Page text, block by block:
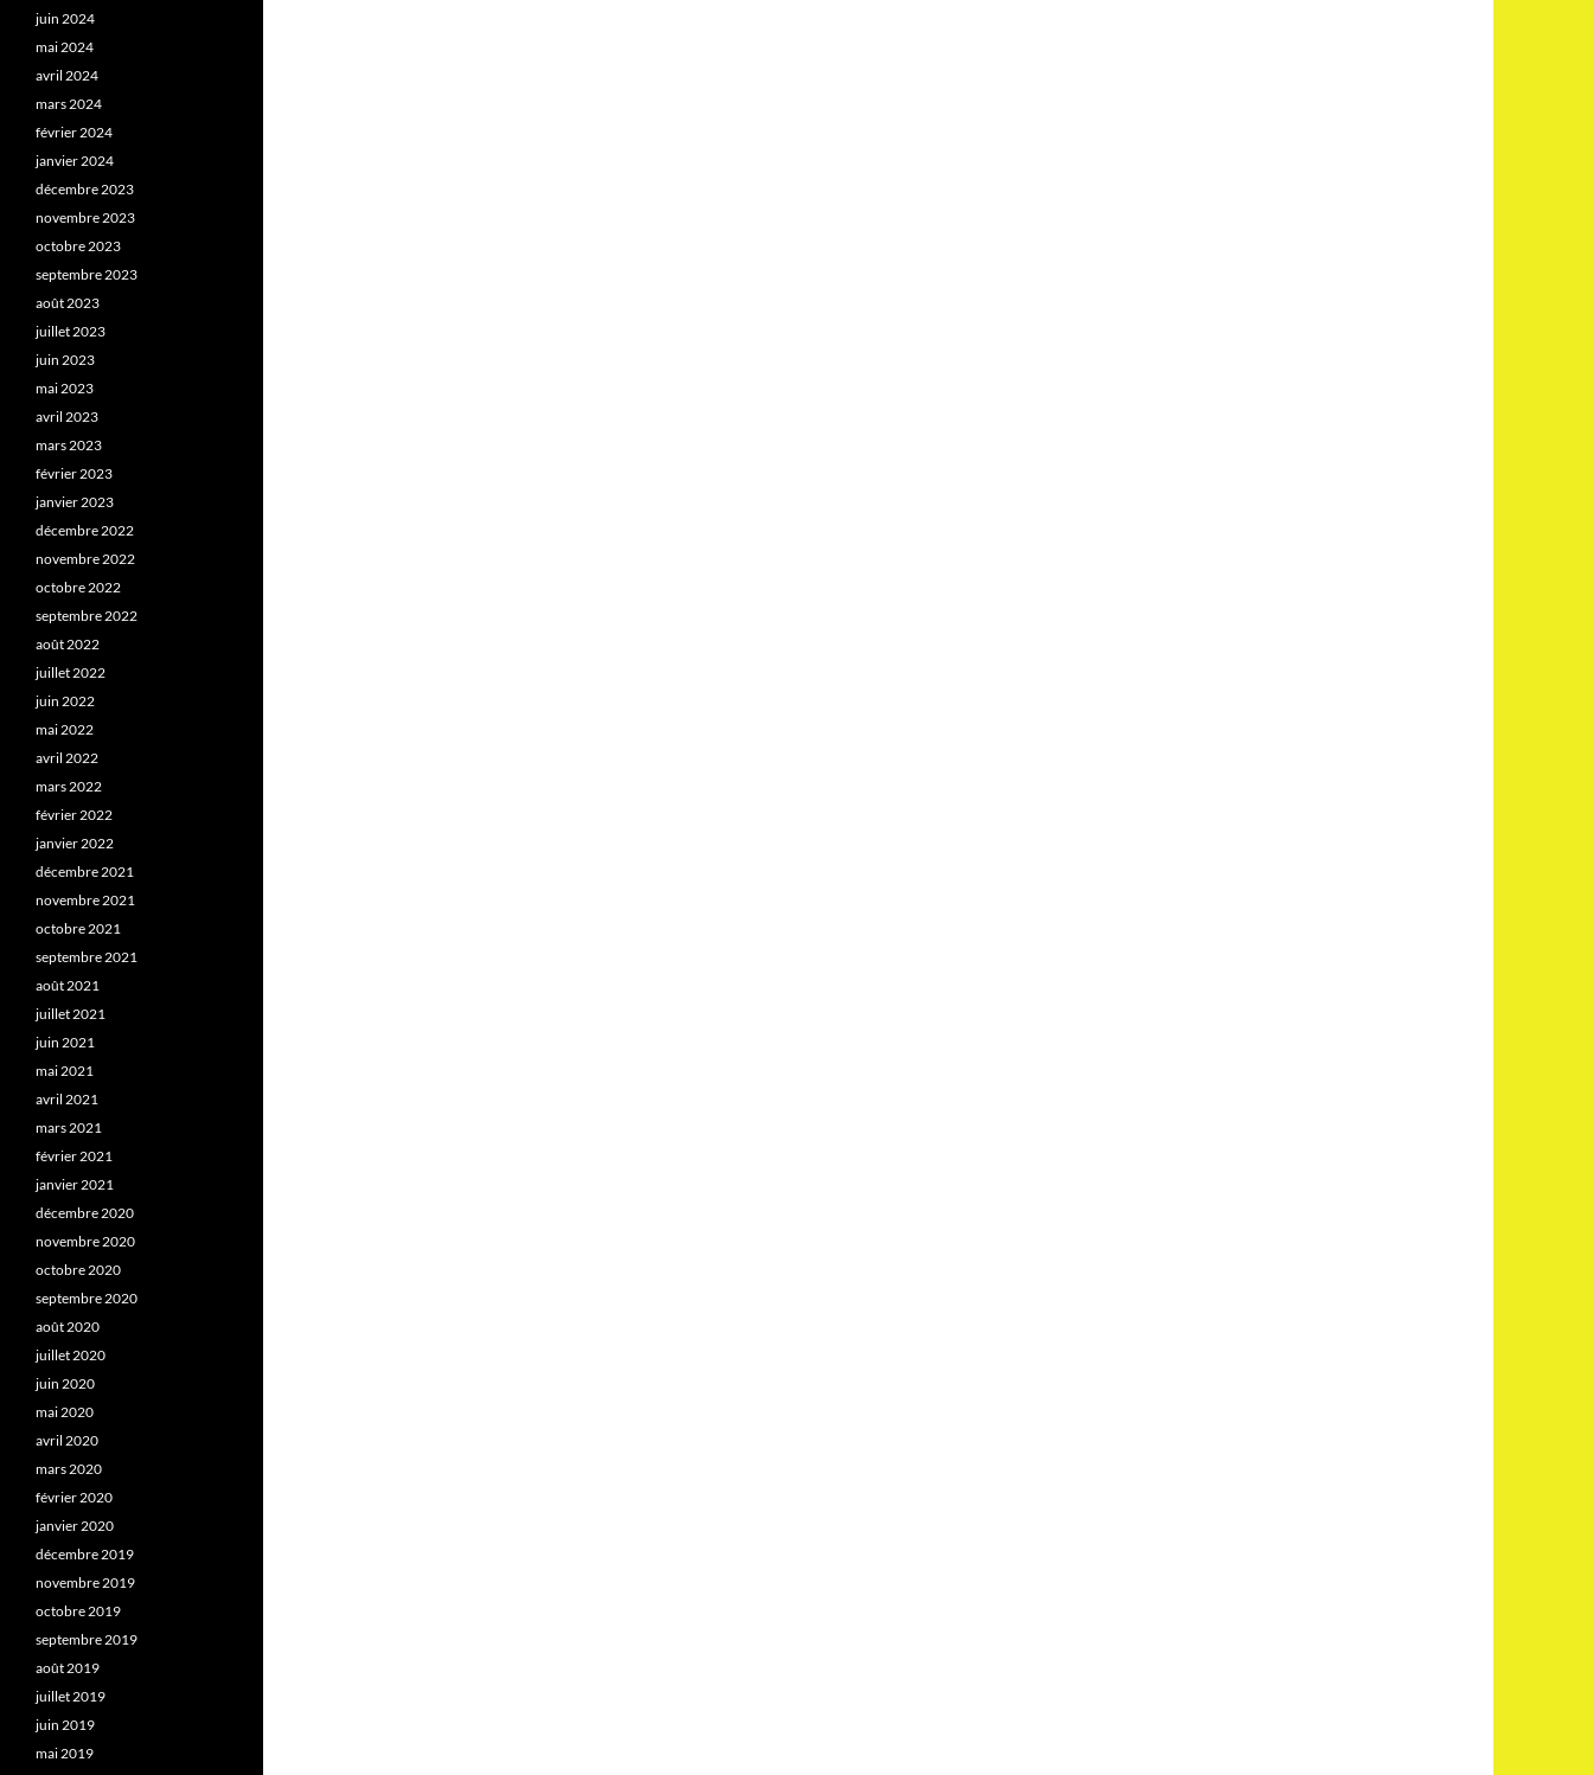
juin 2024
mai 2024
avril 2024
mars 2024
février 2024
janvier 2024
décembre 2023
novembre 2023
octobre 2023
septembre 2023
août 2023
juillet 2023
juin 2023
mai 2023
avril 2023
mars 2023
février 2023
janvier 2023
décembre 2022
novembre 2022
octobre 2022
septembre 2022
août 2022
juillet 2022
juin 2022
mai 2022
avril 2022
mars 2022
février 2022
janvier 2022
décembre 2021
novembre 2021
octobre 2021
septembre 2021
août 2021
juillet 2021
juin 2021
mai 2021
avril 2021
mars 2021
février 2021
janvier 2021
décembre 2020
novembre 2020
octobre 2020
septembre 2020
août 2020
juillet 2020
juin 2020
mai 2020
avril 2020
mars 2020
février 2020
janvier 2020
décembre 2019
novembre 2019
octobre 2019
septembre 2019
août 2019
juillet 2019
juin 2019
mai 2019